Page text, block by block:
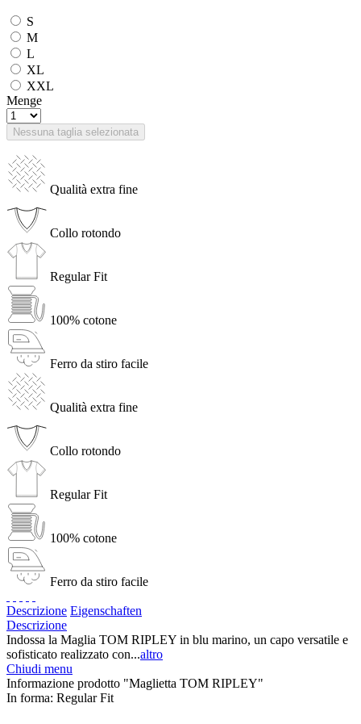
S
M
L
XL
XXL
Menge
Nessuna taglia selezionata
Qualità extra fine
Collo rotondo
Regular Fit
100% cotone
Ferro da stiro facile
Qualità extra fine
Collo rotondo
Regular Fit
100% cotone
Ferro da stiro facile
Descrizione Eigenschaften
Descrizione
Indossa la Maglia TOM RIPLEY in blu marino, un capo versatile e
sofisticato realizzato con...altro
Chiudi menu
Informazione prodotto "Maglietta TOM RIPLEY"
In forma: Regular Fit